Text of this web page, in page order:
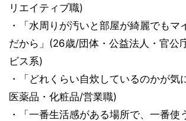
リエイティブ職)
・「水周りが汚いと部屋が綺麗でもマ
だから」(26歳/団体・公益法人・官公
ビス系)
・「どれくらい自炊しているのかが気
医薬品・化粧品/営業職)
・「一番生活感がある場所で、一番使